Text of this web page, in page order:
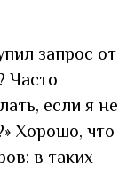
запрос от
Часто
если я не
Хорошо, что
в таких